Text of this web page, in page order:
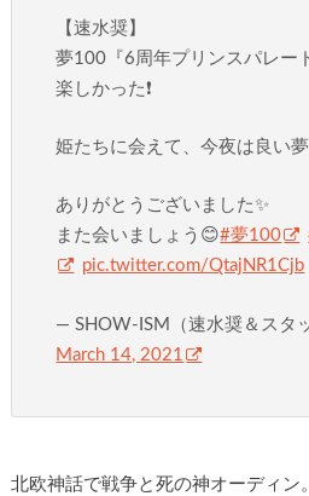
【速水奨】
夢100『6周年プリンスパレー
楽しかった❗️
姫たちに会えて、今夜は良い
ありがとうございました✨
また会いましょう😊#夢100
pic.twitter.com/QtajNR1Cjb
— SHOW-ISM（速水奨＆スタ
March 14, 2021
北欧神話で戦争と死の神オーディン。